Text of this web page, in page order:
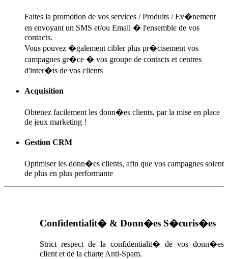
Faites la promotion de vos services / Produits / Ev�nement
en envoyant un SMS et/ou Email � l'ensemble de vos
contacts.
Vous pouvez �galement cibler plus pr�cisement vos
campagnes gr�ce � vos groupe de contacts et centres
d'inter�ts de vos clients
Acquisition
Obtenez facilement les donn�es clients, par la mise en place
de jeux marketing !
Gestion CRM
Optimiser les donn�es clients, afin que vos campagnes soient
de plus en plus performante
Confidentialit� & Donn�es S�curis�es
Strict respect de la confidentialit� de vos donn�es
client et de la charte Anti-Spam.